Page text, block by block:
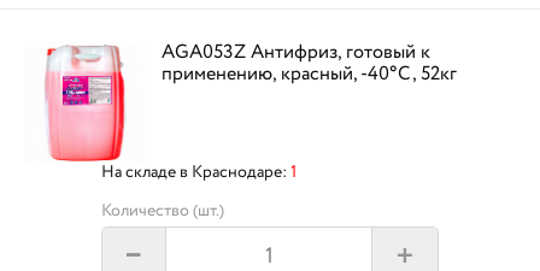
AGA053Z Антифриз, готовый к
применению, красный, -40°С, 52кг
На складе в Краснодаре: 1
Количество (шт.)
– +